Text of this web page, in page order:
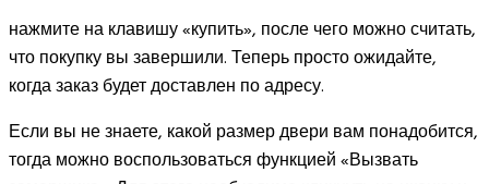
нажмите на клавишу «купить», после чего можно считать,
что покупку вы завершили. Теперь просто ожидайте,
когда заказ будет доставлен по адресу.
Если вы не знаете, какой размер двери вам понадобится,
тогда можно воспользоваться функцией «Вызвать